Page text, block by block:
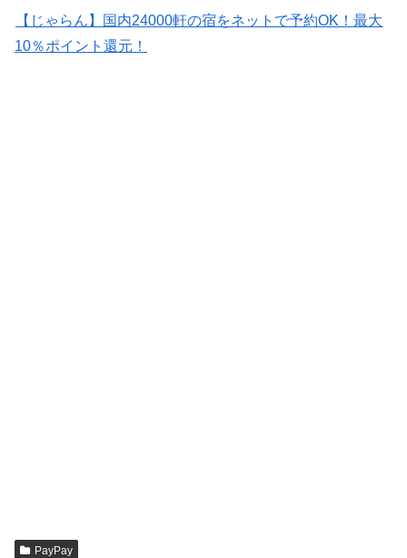
【じゃらん】国内24000軒の宿をネットで予約OK！最大
10％ポイント還元！
PayPay